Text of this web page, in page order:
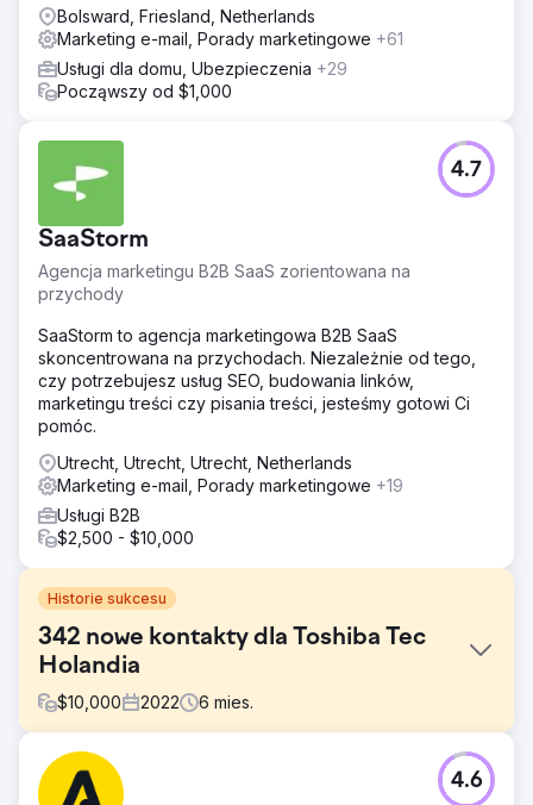
Bolsward, Friesland, Netherlands
Marketing e-mail, Porady marketingowe +61
Usługi dla domu, Ubezpieczenia +29
Począwszy od $1,000
SaaStorm
Agencja marketingu B2B SaaS zorientowana na
przychody
4.7
SaaStorm to agencja marketingowa B2B SaaS
skoncentrowana na przychodach. Niezależnie od tego,
czy potrzebujesz usług SEO, budowania linków,
marketingu treści czy pisania treści, jesteśmy gotowi Ci
pomóc.
Utrecht, Utrecht, Utrecht, Netherlands
Marketing e-mail, Porady marketingowe +19
Usługi B2B
$2,500 - $10,000
Historie sukcesu
342 nowe kontakty dla Toshiba Tec
Holandia
$10,000 2022 6 mies.
Problem
Firma Toshiba Tec Holandia, znana z innowacyjnego4.6